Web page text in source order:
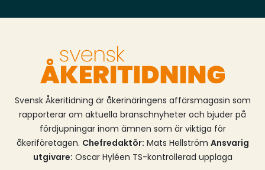
miljöminister Romina Pourmokhtari.Förändringen
nya förordningen trädde i kraft den 4 augusti.
Svensk Åkeritidning är åkerinäringens affärsmagasin som
rapporterar om aktuella branschnyheter och bjuder på
fördjupningar inom ämnen som är viktiga för
åkeriföretagen. Chefredaktör: Mats Hellström Ansvarig
utgivare: Oscar Hyléen TS-kontrollerad upplaga